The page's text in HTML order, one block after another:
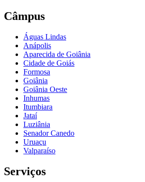
Câmpus
Águas Lindas
Anápolis
Aparecida de Goiânia
Cidade de Goiás
Formosa
Goiânia
Goiânia Oeste
Inhumas
Itumbiara
Jataí
Luziânia
Senador Canedo
Uruaçu
Valparaíso
Serviços